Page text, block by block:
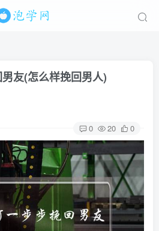
友(怎么样挽回男人)
0 20 0